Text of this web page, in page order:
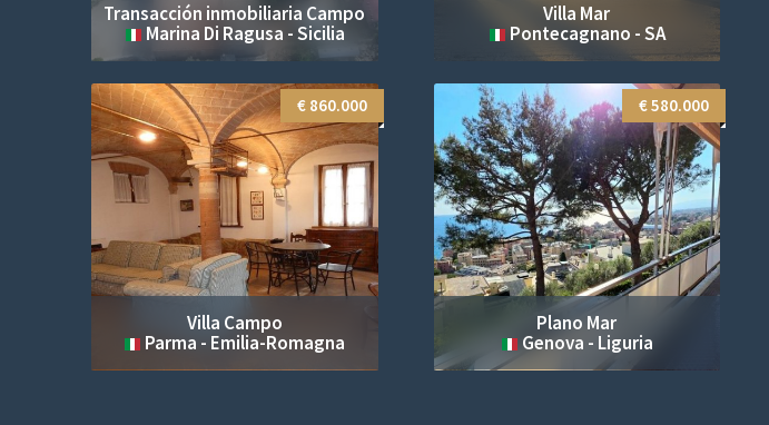
Transacción inmobiliaria Campo
Marina Di Ragusa - Sicilia
Villa Mar
Pontecagnano - SA
€ 860.000
Villa Campo
Parma - Emilia-Romagna
€ 580.000
Plano Mar
Genova - Liguria